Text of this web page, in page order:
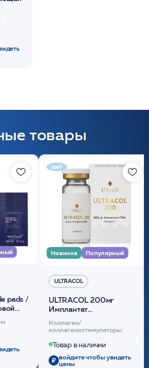
товары
pads /
хит
Новинка Популярный
ULTRACOL
ULTRACOL 200мг
Имплантат
внутридермальный,
стерильный на основе
полидиоксанона
/ULTRACOL
Коллаген/
коллагеностимуляторы
Товар в наличии
войдите чтобы увидеть
цены